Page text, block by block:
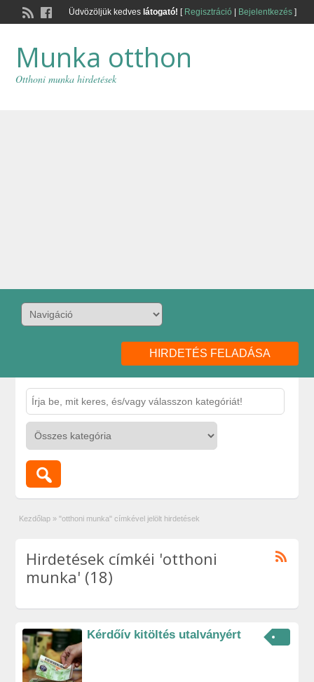
Üdvözöljük kedves látogató! [ Regisztráció Bejelentkezés]
Munka otthon
Otthoni munka hirdetések
HIRDETÉS FELADÁSA
Kezdőlap » "otthoni munka" címkével jelölt hirdetések
Hirdetések címkéi 'otthoni
munka' (18)
Kérdőív kitöltés utalványért